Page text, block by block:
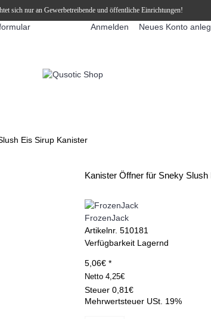
sich nur an Gewerbetreibende und öffentliche Einrichtungen!
Anmelden Neues Konto
Eis Sirup Kanister
Kanister Öffner für Sneky
FrozenJack
Artikelnr. 510181
Verfügbarkeit Lagernd
5,06€ *
Netto 4,25€
Steuer 0,81€
Mehrwertsteuer USt. 19%